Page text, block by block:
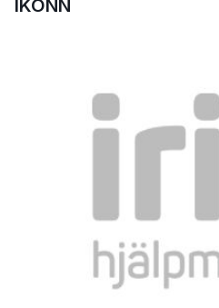
IKONN